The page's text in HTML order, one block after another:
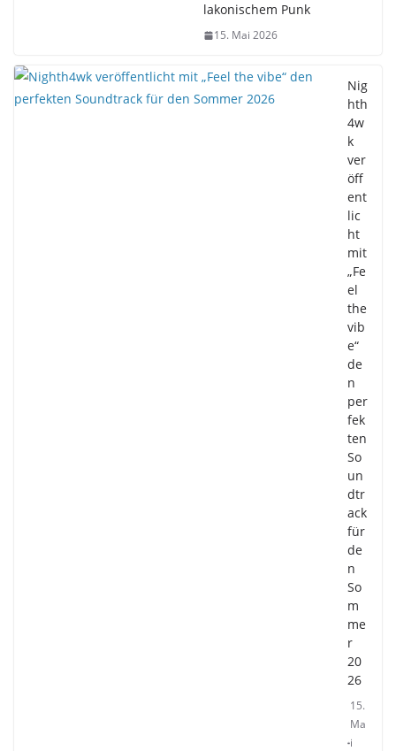
lakonischem Punk
15. Mai 2026
Nig
hth
4w
k
ver
öff
ent
lic
ht
mit
„Fe
el
the
vib
e“
de
n
per
fek
ten
So
un
dtr
ack
für
de
n
So
m
me
r
20
26
15.
Ma
i